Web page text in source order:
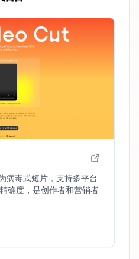
病毒式短片，支持多平台
确度，是创作者和营销者